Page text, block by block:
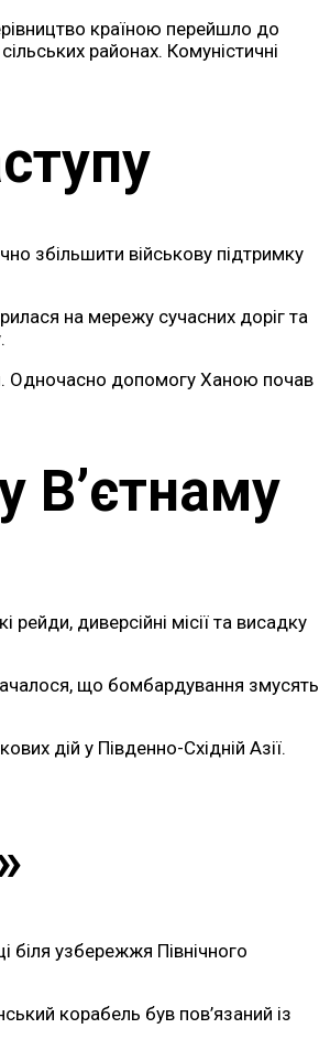
країною перейшло до
районах. Комуністичні
збільшити військову підтримку
на мережу сучасних доріг та
Одночасно допомогу Ханою почав
В’єтнаму
диверсійні місії та висадку
що бомбардування змусять
дій у Південно-Східній Азії.
біля узбережжя Північного
корабель був пов’язаний із